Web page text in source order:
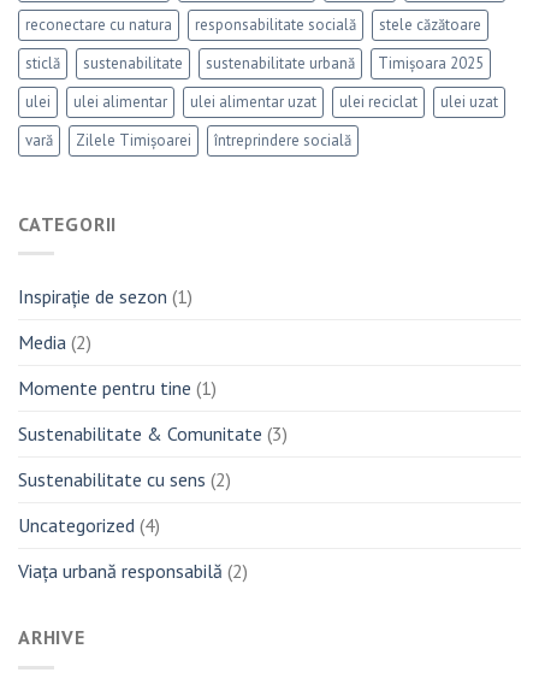
reconectare cu natura
responsabilitate socială
stele căzătoare
sticlă
sustenabilitate sustenabilitate urbană
Timișoara 2025
ulei
ulei alimentar ulei alimentar uzat ulei reciclat
ulei uzat
vară
Zilele Timișoarei întreprindere socială
CATEGORII
Inspirație de sezon (1)
Media (2)
Momente pentru tine (1)
Sustenabilitate & Comunitate (3)
Sustenabilitate cu sens (2)
Uncategorized (4)
Viața urbană responsabilă (2)
ARHIVE